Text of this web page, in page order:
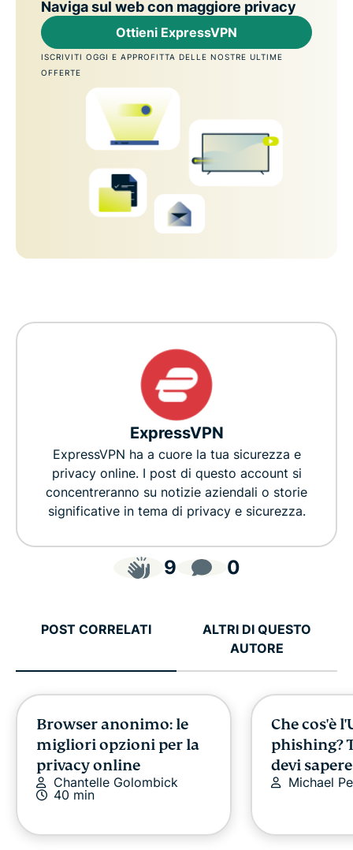
Naviga sul web con maggiore privacy
Ottieni ExpressVPN
ISCRIVITI OGGI E APPROFITTA DELLE NOSTRE ULTIME
OFFERTE
ExpressVPN
ExpressVPN ha a cuore la tua sicurezza e
privacy online. I post di questo account si
concentreranno su notizie aziendali o storie
significative in tema di privacy e sicurezza.
9 0
POST CORRELATI
ALTRI DI QUESTO
AUTORE
Browser anonimo: le
migliori opzioni per la
privacy online
Chantelle Golombick
40 min
Che cos'è
phishing?
devi sapere
Michael